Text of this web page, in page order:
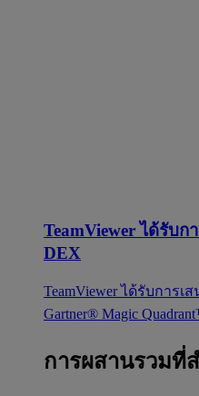
TeamViewer ได้รับ
DEX
TeamViewer ได้รับการ
Gartner® Magic
การผสานรวมที่